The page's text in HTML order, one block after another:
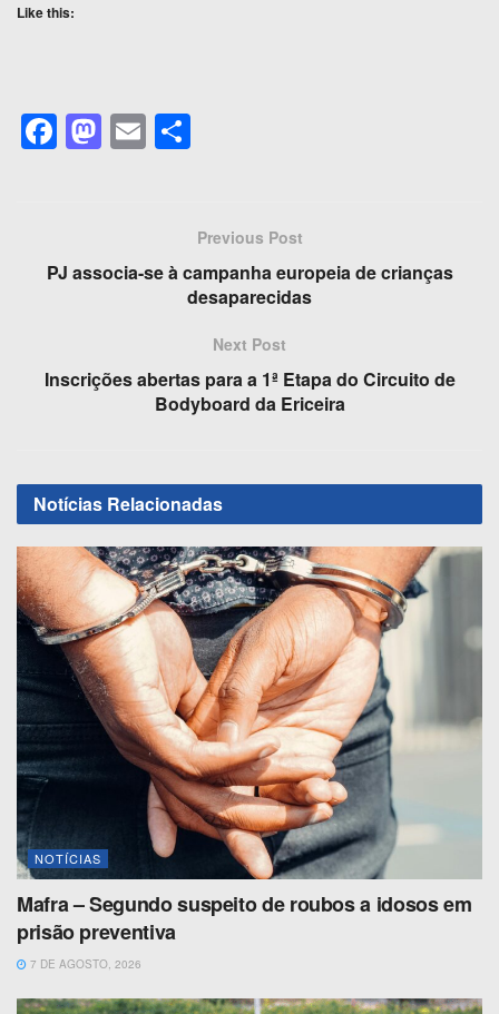
Like this:
F
a
b
k
M
a
d
E
m
e
Previous Post
PJ associa-se à campanha europeia de crianças
desaparecidas
Next Post
Inscrições abertas para a 1ª Etapa do Circuito de
Bodyboard da Ericeira
Notícias Relacionadas
NOTÍCIAS
Mafra – Segundo suspeito de roubos a idosos em
prisão preventiva
7 DE AGOSTO, 2026